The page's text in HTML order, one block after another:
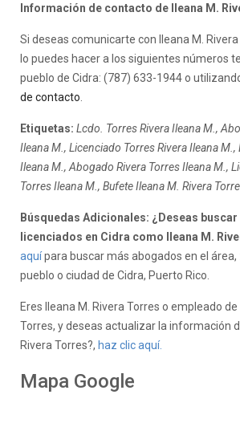
Información de contacto de Ileana M.
Si deseas comunicarte con Ileana M.
lo puedes hacer a los siguientes números
pueblo de Cidra: (787) 633-1944 o
de contacto
Etiquetas: Lcdo. Torres Rivera Ileana M.,
Ileana M., Licenciado Torres Rivera Ileana
Ileana M., Abogado Rivera Torres Ileana M.,
Torres Ileana M., Bufete Ileana M. Rivera
Búsquedas Adicionales: ¿Deseas
licenciados en Cidra como Ileana M.
aquípara buscar más abogados en el área,
pueblo o ciudad de Cidra, Puerto Rico.
Eres Ileana M. Rivera Torres o empleado
Torres, y deseas actualizar la información
Rivera Torres?, haz clic aquí.
Mapa Google